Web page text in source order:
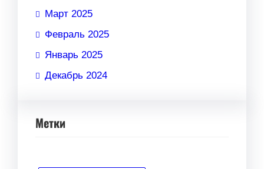
Март 2025
Февраль 2025
Январь 2025
Декабрь 2024
Метки